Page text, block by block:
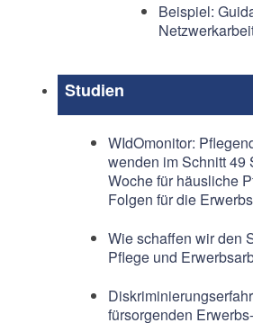
Beispiel:
Studien
WIdOmonitor:
wenden im Schnitt 49
Woche für häusliche
Folgen für die
Wie schaffen wir den
Pflege und
fürsorgenden